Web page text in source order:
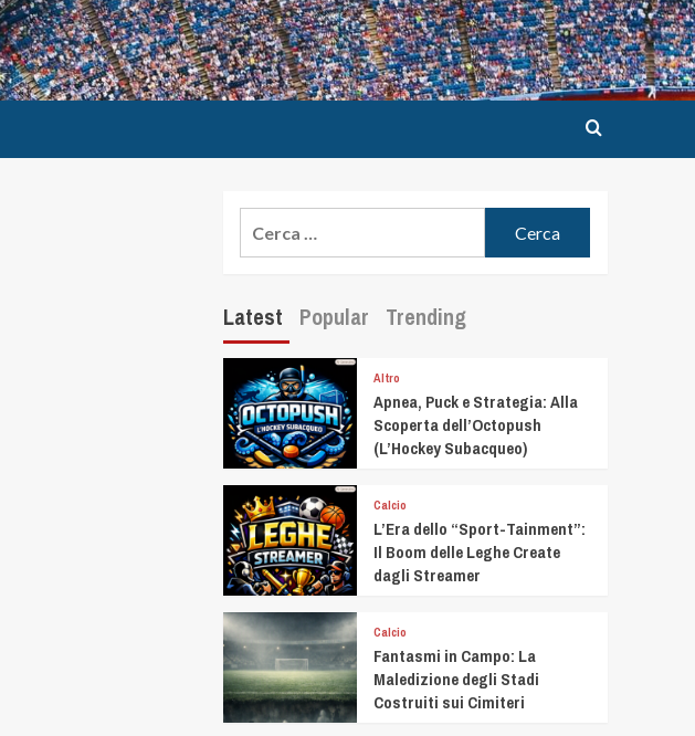
Latest Popular Trending
Altro
Apnea, Puck e Strategia: Alla
Scoperta dell’Octopush
(L’Hockey Subacqueo)
Calcio
L’Era dello “Sport-Tainment”:
Il Boom delle Leghe Create
dagli Streamer
Calcio
Fantasmi in Campo: La
Maledizione degli Stadi
Costruiti sui Cimiteri